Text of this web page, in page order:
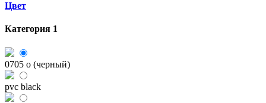
Цвет
Категория 1
0705 o (черный)
pvc black